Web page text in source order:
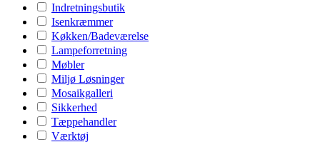
Indretningsbutik
Isenkræmmer
Køkken/Badeværelse
Lampeforretning
Møbler
Miljø Løsninger
Mosaikgalleri
Sikkerhed
Tæppehandler
Værktøj